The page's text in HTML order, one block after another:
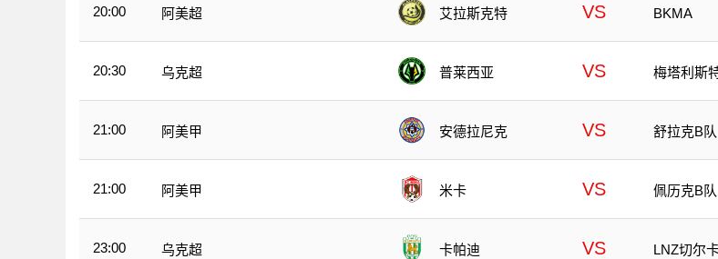
20:00 阿美超 艾拉斯克特 VS BKMA
20:30 乌克超 普莱西亚 VS 梅塔利斯
21:00 阿美甲 安德拉尼克 VS 舒拉克B队
21:00 阿美甲 米卡 VS 佩历克B队
23:00 乌克超 卡帕迪 VS LNZ切尔